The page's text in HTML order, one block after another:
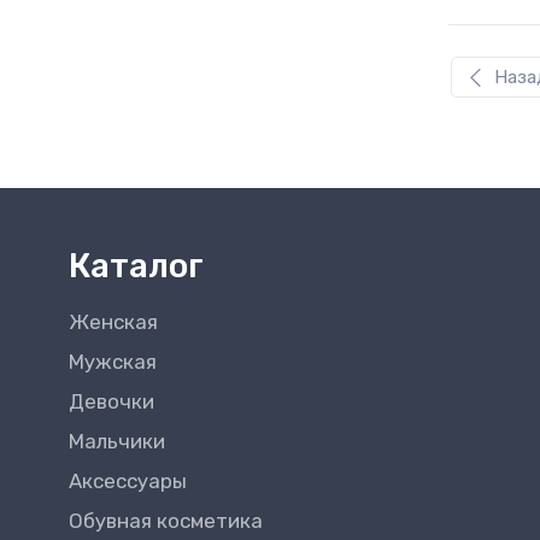
Каталог
Женская
Мужская
Девочки
Мальчики
Аксессуары
Обувная косметика